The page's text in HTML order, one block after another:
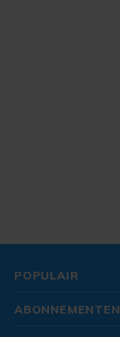
POPULAIR
ABONNEMENTEN